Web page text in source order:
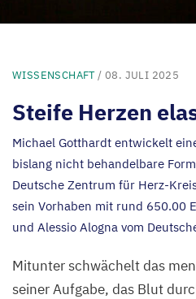
WISSENSCHAFT/ 08. JULI 2025
Steife Herzen
Michael Gotthardt entwickelt
bislang nicht behandelbare
Deutsche Zentrum für Herz-
sein Vorhaben mit rund 650.00
und Alessio Alogna vom
Mitunter schwächelt das
seiner Aufgabe, das Blut